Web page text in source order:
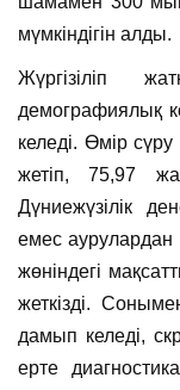
мүмкіндігін алды.
Жүргізіліп
демографиялық
келеді. Өмір
жетіп, 75,97
Дүниежүзілік
емес аурулардан
жөніндегі
жеткізді.
дамып келеді,
ерте